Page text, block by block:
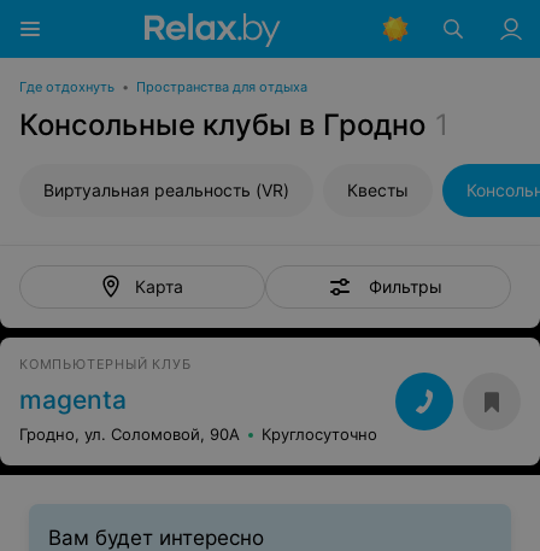
Где отдохнуть • Пространства для отдыха
Консольные клубы в Гродно 1
Виртуальная реальность (VR) Квесты
Карта Фильтры
КОМПЬЮТЕРНЫЙ КЛУБ
magenta
Гродно, ул. Соломовой, 90А Круглосуточно
Вам будет интересно